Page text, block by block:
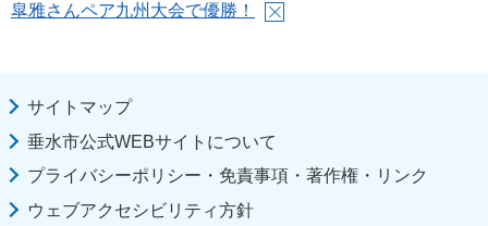
皐雅さんペア九州大会で優勝！
サイトマップ
垂水市公式WEBサイトについて
プライバシーポリシー・免責事項・著作権・リンク
ウェブアクセシビリティ方針